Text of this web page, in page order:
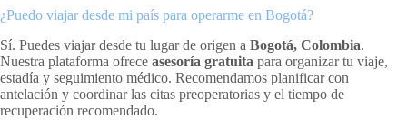
¿Puedo viajar desde mi país para operarme en Bogotá?
Sí. Puedes viajar desde tu lugar de origen a Bogotá, Colombia.
Nuestra plataforma ofrece asesoría gratuita para organizar tu viaje,
estadía y seguimiento médico. Recomendamos planificar con
antelación y coordinar las citas preoperatorias y el tiempo de
recuperación recomendado.